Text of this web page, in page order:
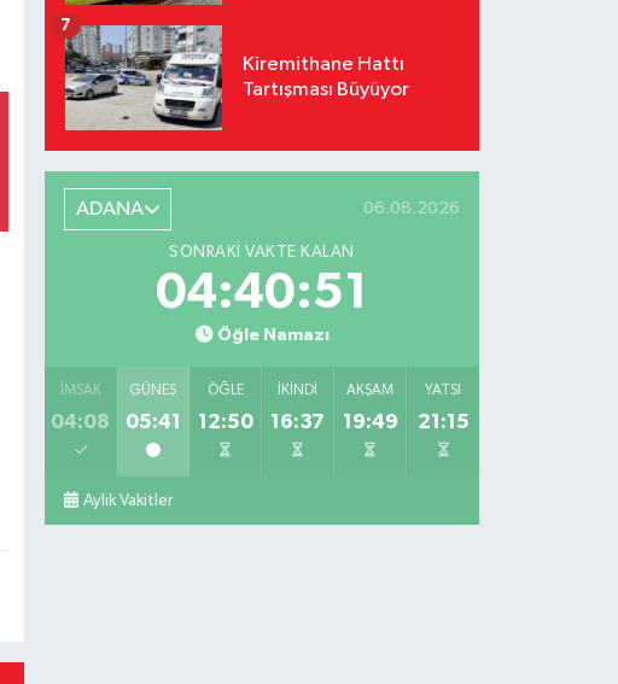
Kiremithane Hattı
Tartışması Büyüyor
7
ADANA 06.08.2026
SONRAKI VAKTE KALAN
04:40:50
Öğle Namazı
İMSAK
04:08
GÜNEŞ
05:41
ÖĞLE
12:50
İKINDI
16:37
AKŞAM
19:49
YATSI
21:15
Aylık Vakitler